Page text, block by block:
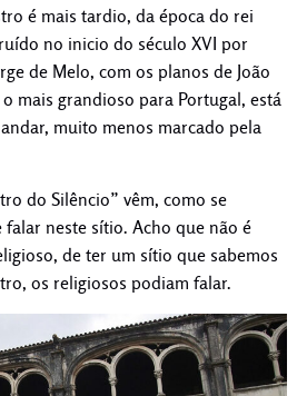
é mais tardio, da época do rei
no inicio do século XVI por
de Melo, com os planos de João
mais grandioso para Portugal, está
muito menos marcado pela
do Silêncio” vêm, como se
neste sítio. Acho que não é
de ter um sítio que sabemos
os religiosos podiam falar.